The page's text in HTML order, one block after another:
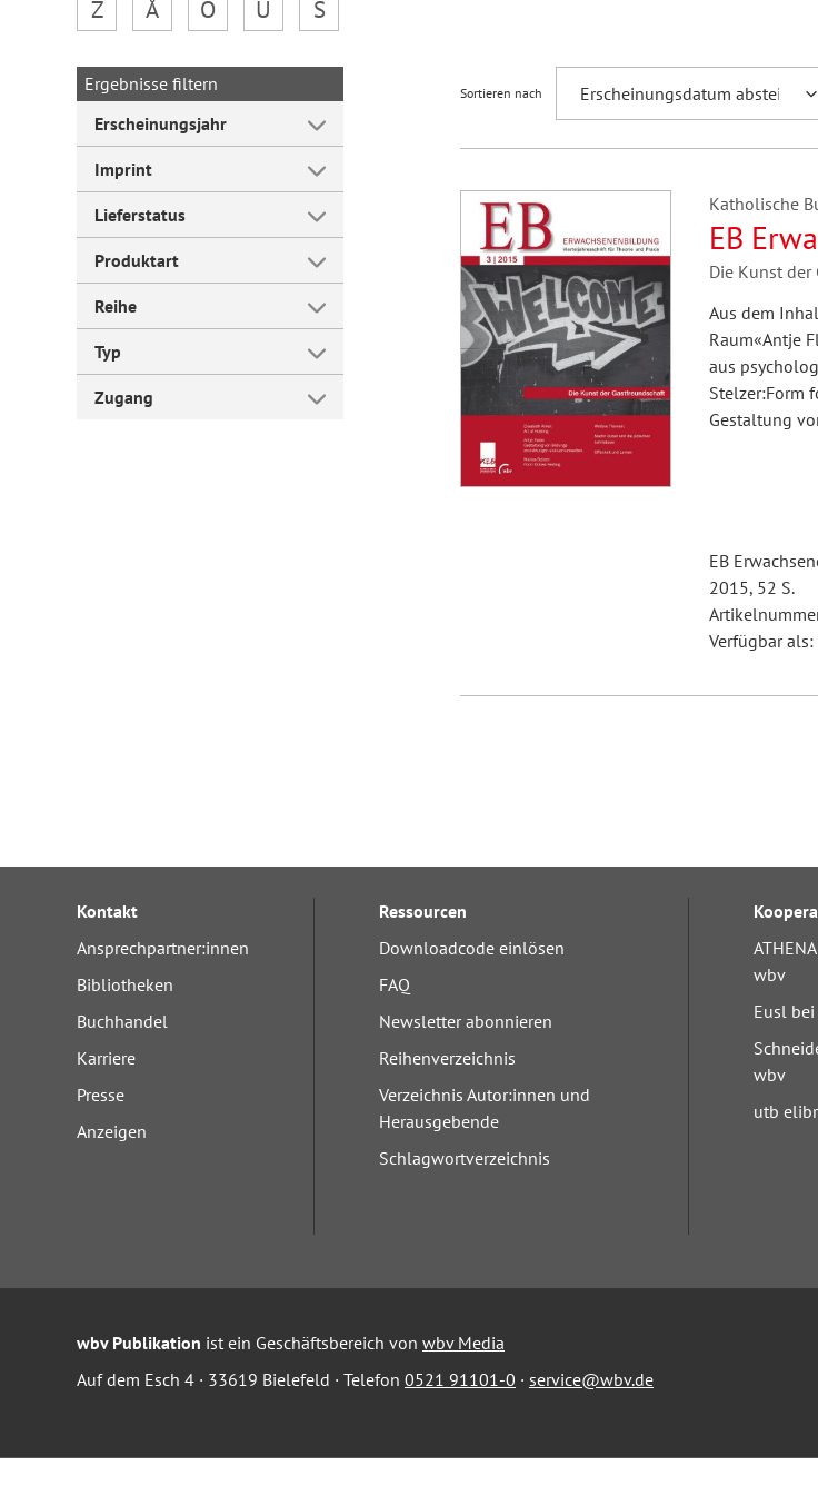
Forum Arbeitslehre
Z
Å Ö Ü Š
Ergebnisse filtern
Erscheinungsjahr
Imprint
Lieferstatus
Produktart
Reihe
Typ
Zugang
Sortieren nach
Katholische
EB
Die Kunst der
Aus dem
Raum«Antje
aus
Stelzer:Form
Gestaltung
EB
2015, 52 S.
Verfügbar als:
Kontakt
Ansprechpartner:innen
Bibliotheken
Buchhandel
Karriere
Presse
Anzeigen
Ressourcen
Downloadcode einlösen
FAQ
Newsletter abonnieren
Reihenverzeichnis
Verzeichnis Autor:innen und
Herausgebende
Schlagwortverzeichnis
wbv
Eusl
wbv
utb
wbv Publikation ist ein Geschäftsbereich von wbv Media
Auf dem Esch 4 · 33619 Bielefeld · Telefon 0521 91101-0 · service@wbv.de